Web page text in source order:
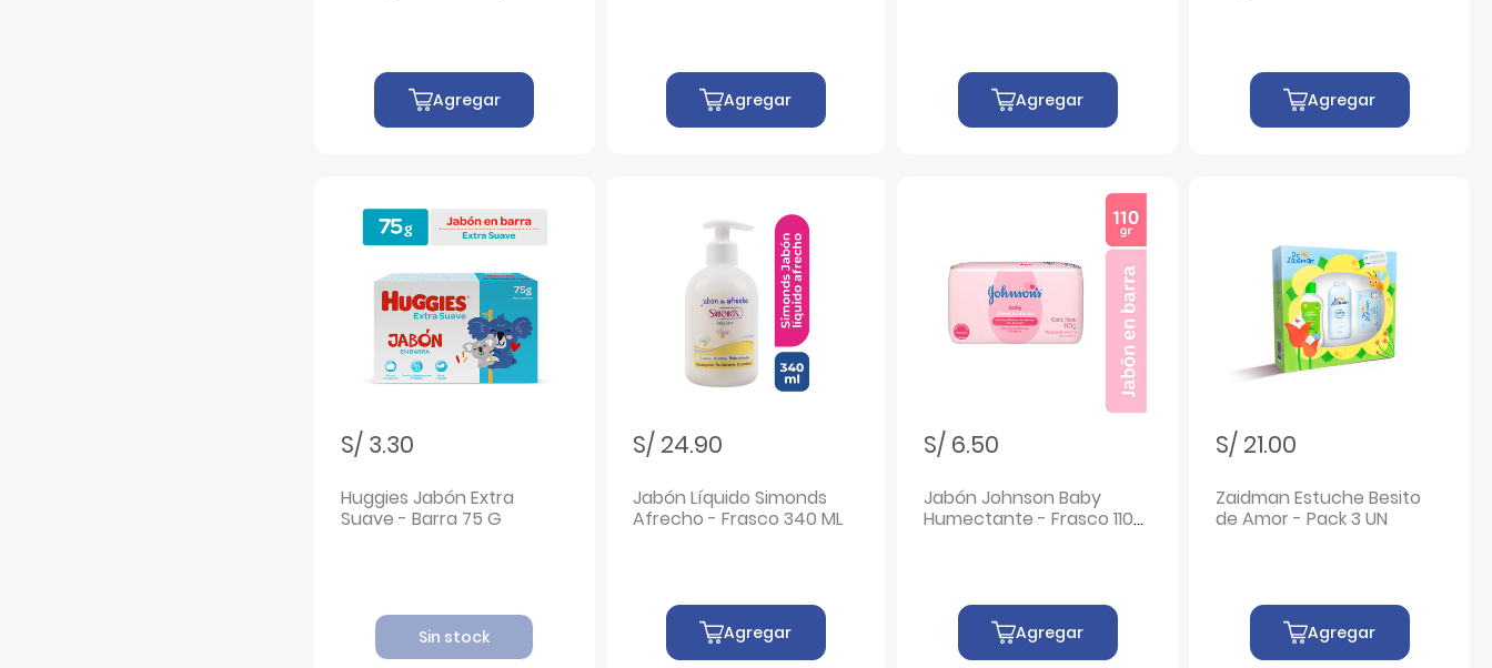
Agregar Agregar Agregar Agregar
S/ 3.30
Huggies Jabón Extra
Suave - Barra 75 G
Sin stock
S/ 24.90
Jabón Líquido Simonds
Afrecho - Frasco 340 ML
Agregar
S/ 6.50
Jabón Johnson Baby
Humectante - Frasco 110
Agregar
S/ 21.00
Zaidman Estuche Besito
de Amor - Pack 3 UN
Agregar